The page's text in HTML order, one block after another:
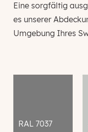
Eine sorgfältig
es unserer
Umgebung Ihres
RAL 7037